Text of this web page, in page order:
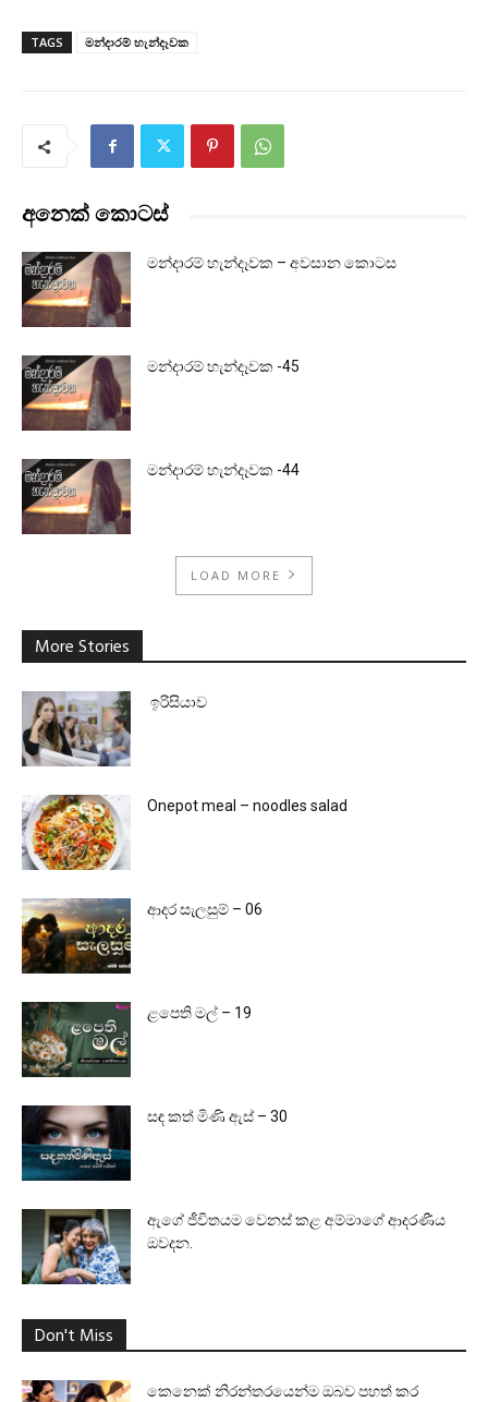
TAGS මන්දාරම් හැන්දෑවක
අනෙක් කොටස්
මන්දාරම් හැන්දෑවක – අවසාන කොටස
මන්දාරම් හැන්දෑවක -45
මන්දාරම් හැන්දෑවක -44
LOAD MORE
More Stories
ඉරිසියාව
Onepot meal – noodles salad
ආදර සැලසුම් – 06
ළපෙති මල් – 19
සඳ කත් මිණි ඇස් – 30
ඇගේ ජීවිතයම වෙනස් කළ අම්මාගේ ආදරණීය
ඔවදන.
Don't Miss
කෙනෙක් නිරන්තරයෙන්ම ඔබව පහත් කර